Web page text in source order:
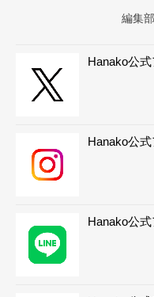
編集
Hanako公
Hanako公
Hanako公